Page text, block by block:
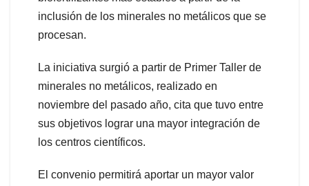
inclusión de los minerales no metálicos que se
procesan.
La iniciativa surgió a partir de Primer Taller de
minerales no metálicos, realizado en
noviembre del pasado año, cita que tuvo entre
sus objetivos lograr una mayor integración de
los centros científicos.
El convenio permitirá aportar un mayor valor